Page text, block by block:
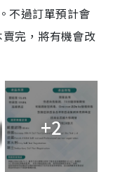
不過訂單預計會
完，將有機會改
+2